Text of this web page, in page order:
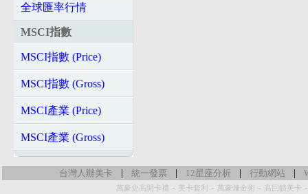
全球匯率行情
MSCI指數
MSCI指數 (Price)
MSCI指數 (Gross)
MSCI產業 (Price)
MSCI產業 (Gross)
台灣人辦美卡 | 統一發票 | 12星座分析 | 行動網站 |
萬豪史高開卡禮 - 美卡套利 - 萬豪煉金術 - 高回饋美卡